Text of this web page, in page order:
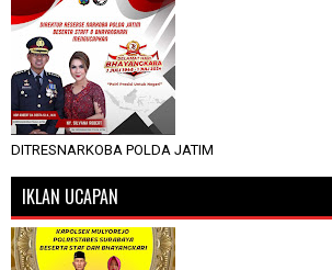
DITRESNARKOBA POLDA JATIM
IKLAN UCAPAN